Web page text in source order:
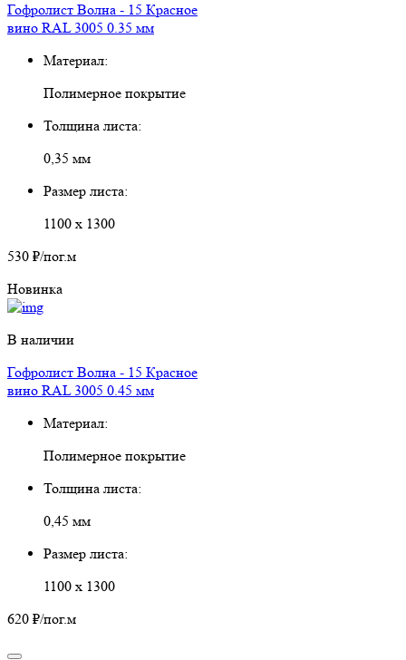
Гофролист Волна - 15 Красное
вино RAL 3005 0.35 мм
Материал:
Полимерное покрытие
Толщина листа:
0,35 мм
Размер листа:
1100 х 1300
530 ₽/пог.м
Новинка
В наличии
Гофролист Волна - 15 Красное
вино RAL 3005 0.45 мм
Материал:
Полимерное покрытие
Толщина листа:
0,45 мм
Размер листа:
1100 х 1300
620 ₽/пог.м